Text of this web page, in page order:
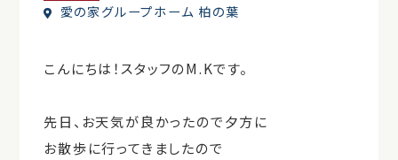
愛の家グループホーム 柏の葉
こんにちは！スタッフのM.Kです。
先日、お天気が良かったので夕方に
お散歩に行ってきましたので